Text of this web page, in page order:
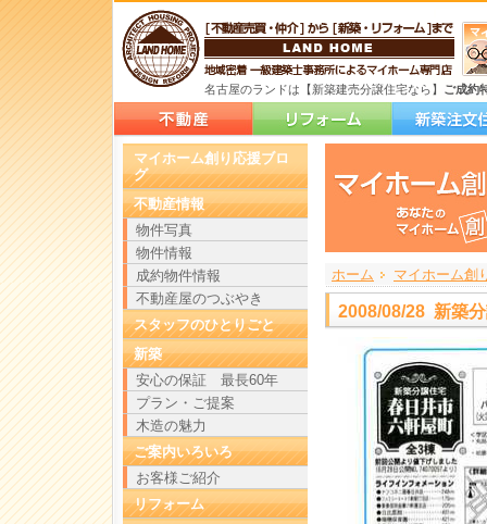
名古屋のランドは【新築建売分譲住宅なら】 ご成約
ホーム
> マイホーム創
>
>
2008/08/28 新築
マイホーム創り応援ブロ
グ
不動産情報
物件写真
物件情報
成約物件情報
不動産屋のつぶやき
スタッフのひとりごと
新築
安心の保証 最長60年
プラン・ご提案
木造の魅力
ご案内いろいろ
お客様ご紹介
リフォーム